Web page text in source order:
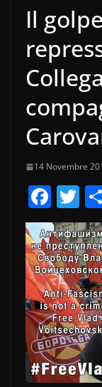
Il
14 Novembre
F
a
c
e
b
o
o
k
T
w
itt
er